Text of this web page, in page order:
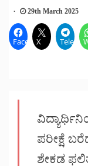
29th March 2025
Facebook
X
ಪರೀಕ್ಷೆ
ಶೇಕಡ